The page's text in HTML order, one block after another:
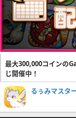
最大300,000コインの
じ開催中！
るぅみマスタ